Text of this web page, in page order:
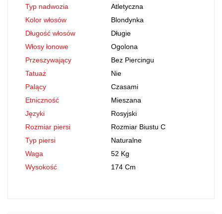
Typ nadwozia
Atletyczna
Kolor włosów
Blondynka
Długość włosów
Długie
Włosy łonowe
Ogolona
Przeszywający
Bez Piercingu
Tatuaż
Nie
Palący
Czasami
Etniczność
Mieszana
Języki
Rosyjski
Rozmiar piersi
Rozmiar Biustu C
Typ piersi
Naturalne
Waga
52 Kg
Wysokość
174 Cm